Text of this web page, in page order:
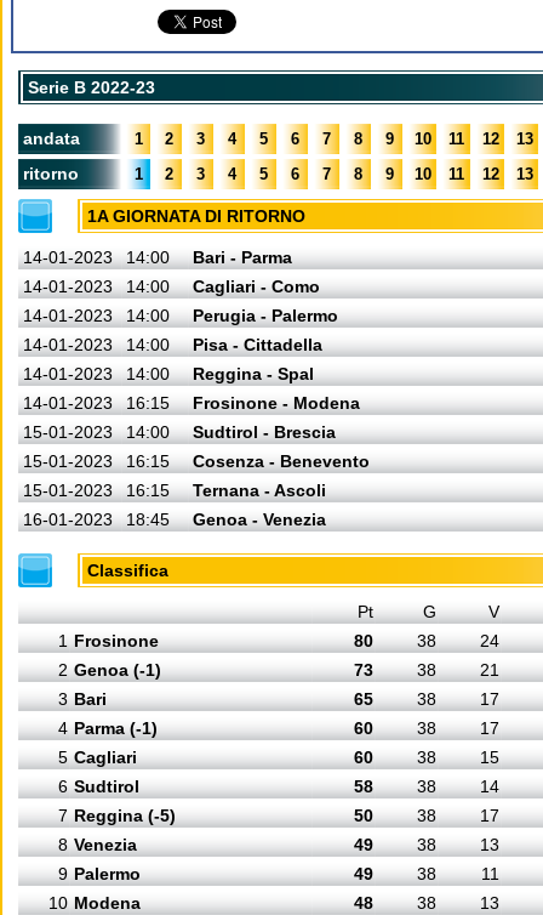
Serie B 2022-23
andata 1 2 3 4 5 6 7 8 9 10 11 12 13
ritorno 1 2 3 4 5 6 7 8 9 10 11 12 13
1A GIORNATA DI RITORNO
14-01-2023 14:00
Bari - Parma
14-01-2023
14:00
Cagliari - Como
14-01-2023
14:00
Perugia - Palermo
14-01-2023
14:00
Pisa - Cittadella
14-01-2023
14:00
Reggina - Spal
14-01-2023
16:15
Frosinone - Modena
15-01-2023
14:00
Sudtirol - Brescia
15-01-2023
16:15
Cosenza - Benevento
15-01-2023
16:15
Ternana - Ascoli
16-01-2023
18:45 Genoa - Venezia
Classifica
Pt G
V
1 Frosinone 80 38
24
2 Genoa (-1) 73 38
21
3 Bari 65 38
17
4 Parma (-1) 60 38
17
5 Cagliari 60 38
15
6 Sudtirol 58 38
14
7 Reggina (-5) 50 38
17
8 Venezia 49 38
13
9 Palermo 49 38
11
10 Modena 48 38
13